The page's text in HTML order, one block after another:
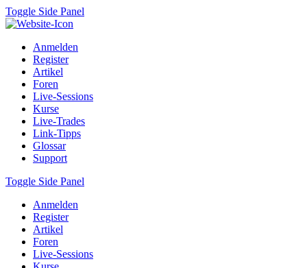
Toggle Side Panel
Anmelden
Register
Artikel
Foren
Live-Sessions
Kurse
Live-Trades
Link-Tipps
Glossar
Support
Toggle Side Panel
Anmelden
Register
Artikel
Foren
Live-Sessions